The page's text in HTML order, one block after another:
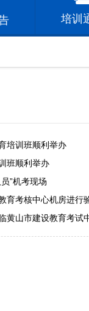
培训
培训班顺利举办
班顺利举办
”机考现场
育考核中心机房进行
黄山市建设教育考试